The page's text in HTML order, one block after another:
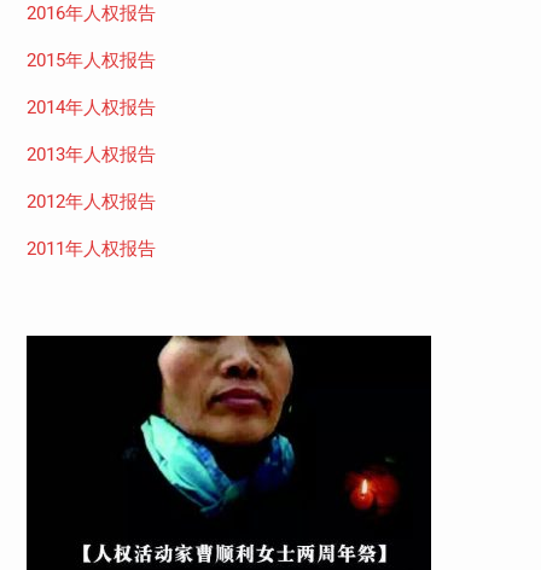
2016年人权报告
2015年人权报告
2014年人权报告
2013年人权报告
2012年人权报告
2011年人权报告